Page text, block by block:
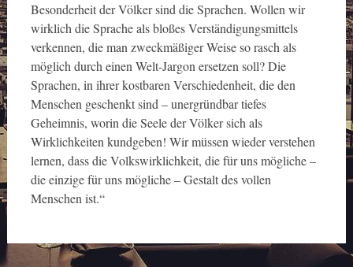
Besonderheit der Völker sind die Sprachen. Wollen wir
wirklich die Sprache als bloßes Verständigungsmittels
verkennen, die man zweckmäßiger Weise so rasch als
möglich durch einen Welt-Jargon ersetzen soll? Die
Sprachen, in ihrer kostbaren Verschiedenheit, die den
Menschen geschenkt sind – unergründbar tiefes
Geheimnis, worin die Seele der Völker sich als
Wirklichkeiten kundgeben! Wir müssen wieder verstehen
lernen, dass die Volkswirklichkeit, die für uns mögliche –
die einzige für uns mögliche – Gestalt des vollen
Menschen ist.“